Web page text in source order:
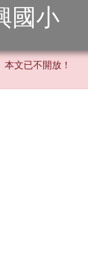
國小
本站消息 分月文
文已不
本文已不開放！